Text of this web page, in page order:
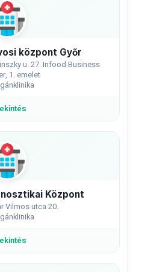
központ Győr
u. 27. Infood Business
1. emelet
Központ
Vilmos utca 20.